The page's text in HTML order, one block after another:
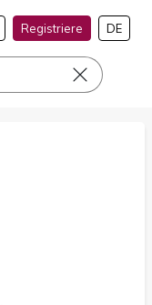
Registriere DE